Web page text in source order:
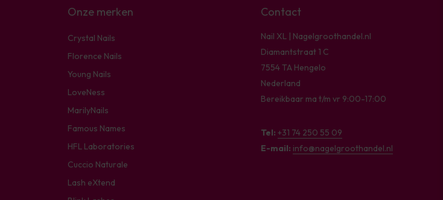
Onze merken
Crystal Nails
Florence Nails
Young Nails
LoveNess
MarilyNails
Famous Names
HFL Laboratories
Cuccio Naturale
Lash eXtend
Contact
Nail XL | Nagelgroothandel.nl
Diamantstraat 1 C
7554 TA Hengelo
Nederland
Bereikbaar ma t/m vr 9:00-17:00
Tel: +31 74 250 55 09
E-mail: info@nagelgroothandel.nl